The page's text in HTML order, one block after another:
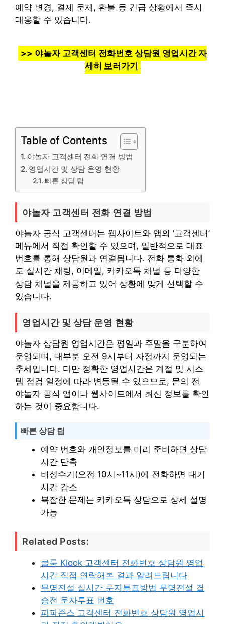
예약 변경, 결제 문제, 환불 등 긴급 상황에서 즉시
대응할 수 있습니다.
>> 야놀자 고객센터 전화번호 상담원 영업시간 자
세히 보러가기
Table of Contents
야놀자 고객센터 전화 연결 방법
영업시간 및 상담 운영 현황
빠른 상담 팁
야놀자 고객센터 전화 연결 방법
야놀자 공식 고객센터는 웹사이트와 앱의 ‘고객센터’
메뉴에서 직접 확인할 수 있으며, 일반적으로 대표
번호를 통해 상담원과 연결됩니다. 전화 통화 외에
도 실시간 채팅, 이메일, 카카오톡 채널 등 다양한
상담 채널을 제공하고 있어 상황에 맞게 선택할 수
있습니다.
영업시간 및 상담 운영 현황
야놀자 상담원 영업시간은 평일과 주말을 구분하여
운영되며, 대부분 오전 9시부터 자정까지 운영되는
추세입니다. 다만 정확한 영업시간은 계절 및 시스
템 점검 일정에 따라 변동될 수 있으므로, 문의 전
야놀자 공식 앱이나 웹사이트에서 최신 정보를 확인
하는 것이 중요합니다.
빠른 상담 팁
예약 번호와 개인정보를 미리 준비하면 상담
시간 단축
비성수기(오전 10시~11시)에 전화하면 대기
시간 감소
복잡한 문제는 카카오톡 상담으로 상세 설명
가능
Related Posts:
클룩 Klook 고객센터 전화번호 상담원 영업
시간 직접 연락해본 결과 알려드립니다
무명전설 실시간 문자투표방법 무명전설 결
승전 문자투표 번호
파파존스 고객센터 전화번호 상담원 영업시